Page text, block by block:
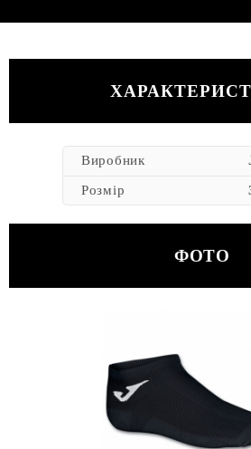
Виробник
Розмір
ФОТО